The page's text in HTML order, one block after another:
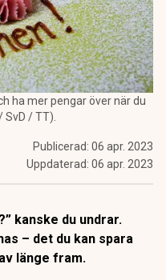
ha mer pengar över när du
SvD / TT).
Publicerad: 06 apr. 2023
Uppdaterad: 06 apr. 2023
kanske du undrar.
– det du kan spara
länge fram.